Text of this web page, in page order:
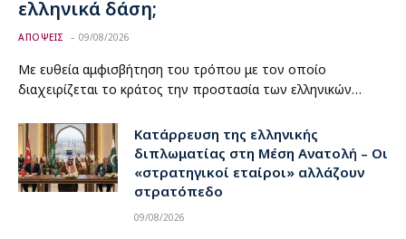
ελληνικά δάση;
ΑΠΟΨΕΙΣ 09/08/2026
Με ευθεία αμφισβήτηση του τρόπου με τον οποίο
διαχειρίζεται το κράτος την προστασία των ελληνικών…
Κατάρρευση της ελληνικής
διπλωματίας στη Μέση Ανατολή – Οι
«στρατηγικοί εταίροι» αλλάζουν
στρατόπεδο
09/08/2026